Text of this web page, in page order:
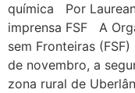
química Por
imprensa FSF A
sem Fronteiras
de novembro, a
zona rural de